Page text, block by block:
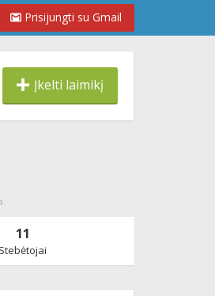
Prisijungti su Gmail
Įkelti laimikį
11
Stebėtojai